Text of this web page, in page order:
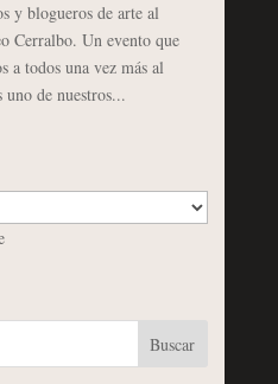
y blogueros de arte al
Cerralbo. Un evento que
a todos una vez más al
uno de nuestros...